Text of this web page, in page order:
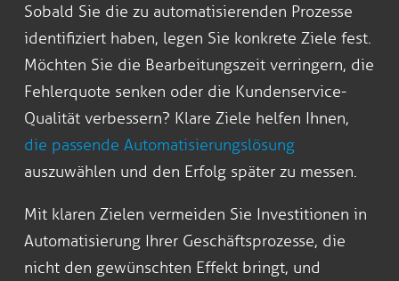
Sobald Sie die zu automatisierenden Prozesse
identifiziert haben, legen Sie konkrete Ziele fest.
Möchten Sie die Bearbeitungszeit verringern, die
Fehlerquote senken oder die Kundenservice-
Qualität verbessern? Klare Ziele helfen Ihnen,
die passende Automatisierungslösung
auszuwählen und den Erfolg später zu messen.
Mit klaren Zielen vermeiden Sie Investitionen in
Automatisierung Ihrer Geschäftsprozesse, die
nicht den gewünschten Effekt bringt, und